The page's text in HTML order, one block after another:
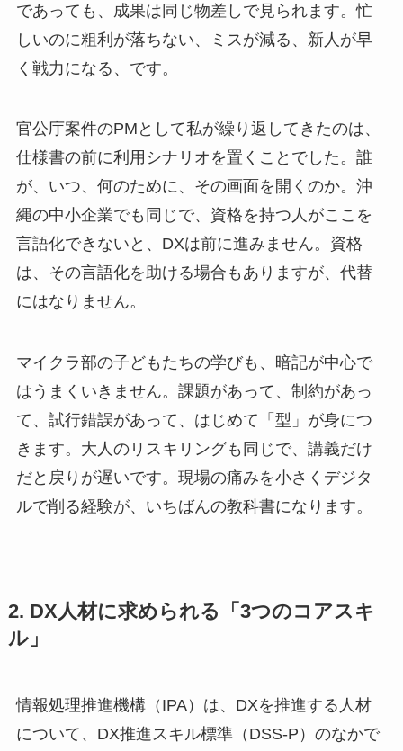
であっても、成果は同じ物差しで見られます。忙
しいのに粗利が落ちない、ミスが減る、新人が早
く戦力になる、です。
官公庁案件のPMとして私が繰り返してきたのは、
仕様書の前に利用シナリオを置くことでした。誰
が、いつ、何のために、その画面を開くのか。沖
縄の中小企業でも同じで、資格を持つ人がここを
言語化できないと、DXは前に進みません。資格
は、その言語化を助ける場合もありますが、代替
にはなりません。
マイクラ部の子どもたちの学びも、暗記が中心で
はうまくいきません。課題があって、制約があっ
て、試行錯誤があって、はじめて「型」が身につ
きます。大人のリスキリングも同じで、講義だけ
だと戻りが遅いです。現場の痛みを小さくデジタ
ルで削る経験が、いちばんの教科書になります。
2. DX人材に求められる「3つのコアスキ
ル」
情報処理推進機構（IPA）は、DXを推進する人材
について、DX推進スキル標準（DSS-P）のなかで